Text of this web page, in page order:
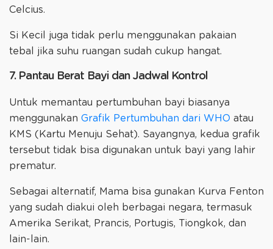
Celcius.
Si Kecil juga tidak perlu menggunakan pakaian
tebal jika suhu ruangan sudah cukup hangat.
7. Pantau Berat Bayi dan Jadwal Kontrol
Untuk memantau pertumbuhan bayi biasanya
menggunakan Grafik Pertumbuhan dari WHO atau
KMS (Kartu Menuju Sehat). Sayangnya, kedua grafik
tersebut tidak bisa digunakan untuk bayi yang lahir
prematur.
Sebagai alternatif, Mama bisa gunakan Kurva Fenton
yang sudah diakui oleh berbagai negara, termasuk
Amerika Serikat, Prancis, Portugis, Tiongkok, dan
lain-lain.